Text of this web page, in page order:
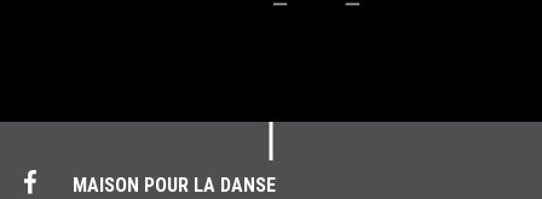
MAISON POUR LA DANSE